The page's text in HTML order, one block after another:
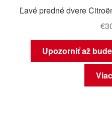
Ľavé predné dvere
€
Upozorniť až